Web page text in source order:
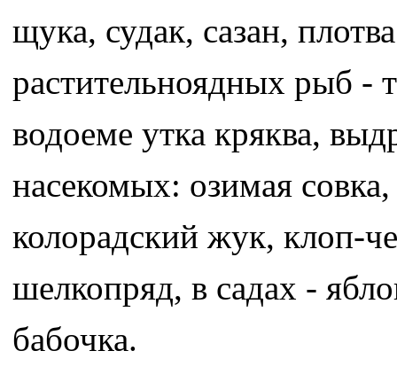
щука, судак, сазан,
растительноядных рыб -
водоеме утка кряква,
насекомых: озимая
колорадский жук, клоп-
шелкопряд, в садах -
бабочка.